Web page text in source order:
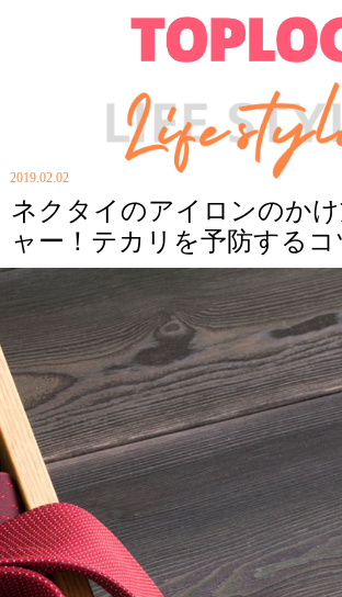
2019.02.02
ネクタイのアイロンのか
ャー！テカリを予防するコ